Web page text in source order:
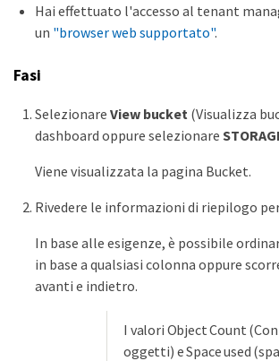
Hai effettuato l'accesso al tenant
un "browser web supportato".
Fasi
Selezionare View bucket (Visualizza
dashboard oppure selezionare
Viene visualizzata la pagina Bucket.
Rivedere le informazioni di riepilogo
In base alle esigenze, è possibile
in base a qualsiasi colonna oppure
avanti e indietro.
I valori Object Count
oggetti) e Space used